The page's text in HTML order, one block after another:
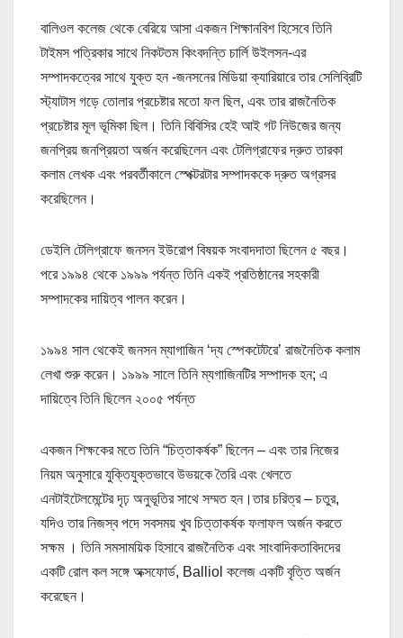
বালিওল কলেজ থেকে বেরিয়ে আসা একজন শিক্ষানবিশ হিসেবে তিনি
টাইমস পত্রিকার সাথে নিকটতম কিংবদন্তি চার্লি উইলসন-এর
সম্পাদকত্বের সাথে যুক্ত হন -জনসনের মিডিয়া ক্যারিয়ারে তার সেলিব্রিটি
স্ট্যাটাস গড়ে তোলার প্রচেষ্টার মতো ফল ছিল, এবং তার রাজনৈতিক
প্রচেষ্টার মূল ভূমিকা ছিল। তিনি বিবিসির হেই আই গট নিউজের জন্য
জনপ্রিয় জনপ্রিয়তা অর্জন করেছিলেন এবং টেলিগ্রাফের দ্রুত তারকা
কলাম লেখক এবং পরবর্তীকালে স্পেক্টরটার সম্পাদককে দ্রুত অগ্রসর
করেছিলেন।
ডেইলি টেলিগ্রাফে জনসন ইউরোপ বিষয়ক সংবাদদাতা ছিলেন ৫ বছর।
পরে ১৯৯৪ থেকে ১৯৯৯ পর্যন্ত তিনি একই প্রতিষ্ঠানের সহকারী
সম্পাদকের দায়িত্ব পালন করেন।
১৯৯৪ সাল থেকেই জনসন ম্যাগাজিন ‘দ্য স্পেকটেটরে’ রাজনৈতিক কলাম
লেখা শুরু করেন। ১৯৯৯ সালে তিনি ম্যগাজিনটির সম্পাদক হন; এ
দায়িত্বে তিনি ছিলেন ২০০৫ পর্যন্ত
একজন শিক্ষকের মতে তিনি “চিত্তাকর্ষক” ছিলেন – এবং তার নিজের
নিয়ম অনুসারে যুক্তিযুক্তভাবে উভয়কে তৈরি এবং খেলতে
এনটাইটেলমেন্টের দৃঢ় অনুভূতির সাথে সম্মত হন।তার চরিত্র – চতুর,
যদিও তার নিজস্ব পদে সবসময় খুব চিত্তাকর্ষক ফলাফল অর্জন করতে
সক্ষম । তিনি সমসাময়িক হিসাবে রাজনৈতিক এবং সাংবাদিকতাবিদদের
একটি রোল কল সঙ্গে অক্সফোর্ড, Balliol কলেজ একটি বৃত্তি অর্জন
করেছেন।